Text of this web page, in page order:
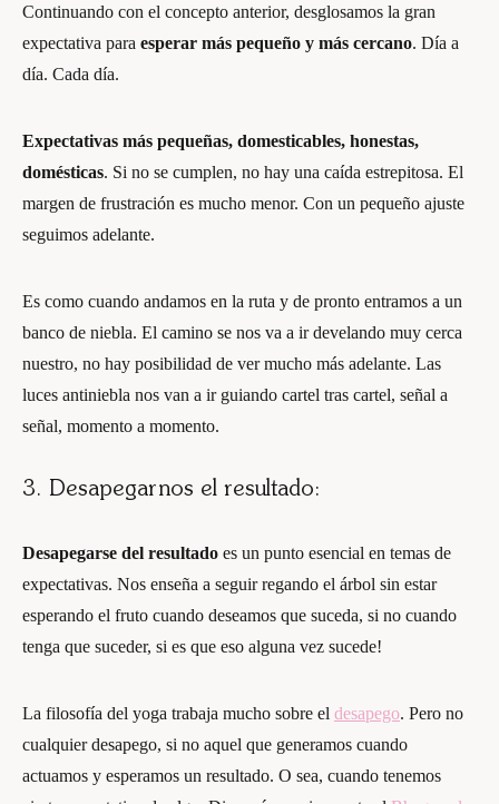
Continuando con el concepto anterior, desglosamos la gran
expectativa para esperar más pequeño y más cercano. Día a
día. Cada día.
Expectativas más pequeñas, domesticables, honestas,
domésticas. Si no se cumplen, no hay una caída estrepitosa. El
margen de frustración es mucho menor. Con un pequeño ajuste
seguimos adelante.
Es como cuando andamos en la ruta y de pronto entramos a un
banco de niebla. El camino se nos va a ir develando muy cerca
nuestro, no hay posibilidad de ver mucho más adelante. Las
luces antiniebla nos van a ir guiando cartel tras cartel, señal a
señal, momento a momento.
3. Desapegarnos el resultado:
Desapegarse del resultado es un punto esencial en temas de
expectativas. Nos enseña a seguir regando el árbol sin estar
esperando el fruto cuando deseamos que suceda, si no cuando
tenga que suceder, si es que eso alguna vez sucede!
La filosofía del yoga trabaja mucho sobre el desapego. Pero no
cualquier desapego, si no aquel que generamos cuando
actuamos y esperamos un resultado. O sea, cuando tenemos